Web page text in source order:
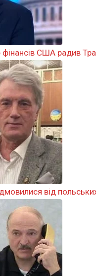
фінансів США радив
від